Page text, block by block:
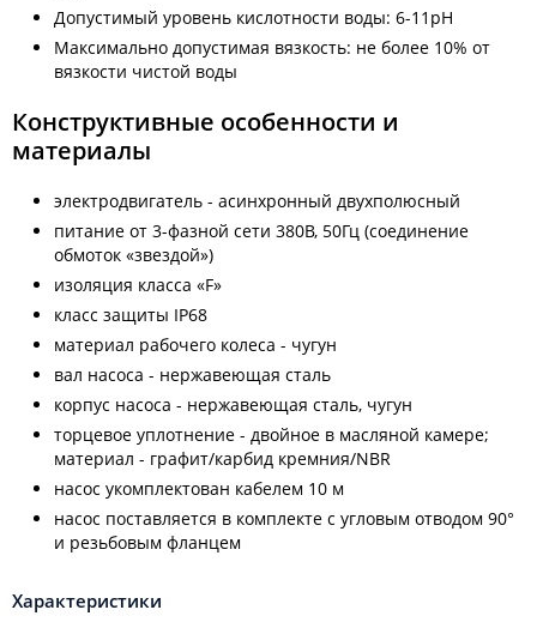
Допустимый уровень кислотности воды: 6-11pH
Максимально допустимая вязкость: не более 10% от
вязкости чистой воды
Конструктивные особенности и
материалы
электродвигатель - асинхронный двухполюсный
питание от 3-фазной сети 380В, 50Гц (соединение
обмоток «звездой»)
изоляция класса «F»
класс защиты IP68
материал рабочего колеса - чугун
вал насоса - нержавеющая сталь
корпус насоса - нержавеющая сталь, чугун
торцевое уплотнение - двойное в масляной камере;
материал - графит/карбид кремния/NВR
насос укомплектован кабелем 10 м
насос поставляется в комплекте с угловым отводом 90°
и резьбовым фланцем
Характеристики